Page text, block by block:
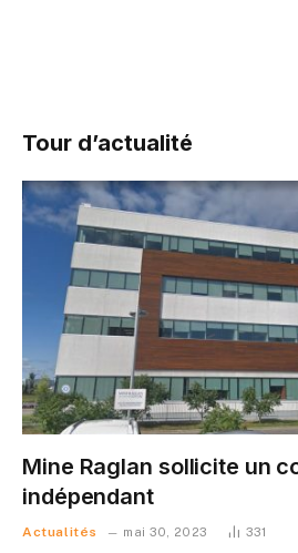
Tour d’actualité
Mine Raglan sollicite un
indépendant
Actualités mai 30, 2023 331